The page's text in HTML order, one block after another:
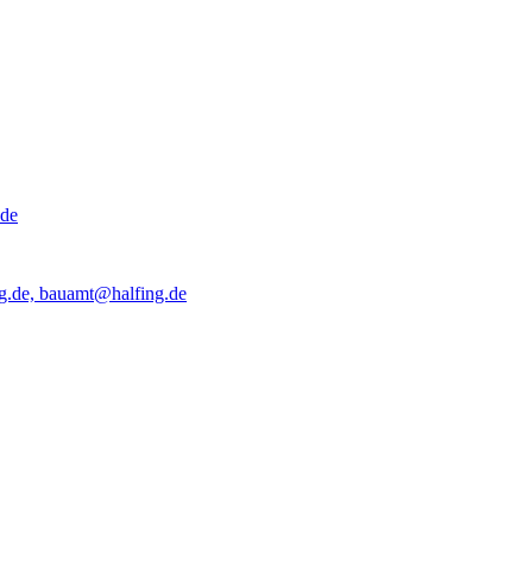
bauamt@halfing.de